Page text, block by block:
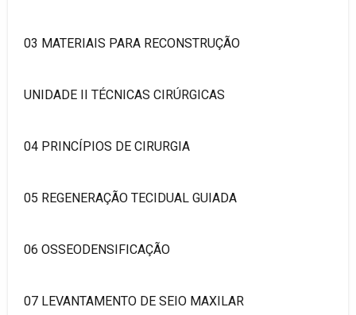
03 MATERIAIS PARA RECONSTRUÇÃO
UNIDADE II TÉCNICAS CIRÚRGICAS
04 PRINCÍPIOS DE CIRURGIA
05 REGENERAÇÃO TECIDUAL GUIADA
06 OSSEODENSIFICAÇÃO
07 LEVANTAMENTO DE SEIO MAXILAR